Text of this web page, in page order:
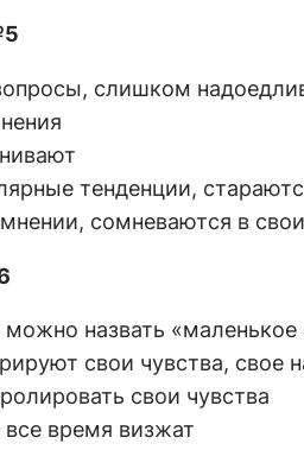
слишком
тенденции,
сомневаются в
назвать
свои чувства, свое
свои чувства
время визжат